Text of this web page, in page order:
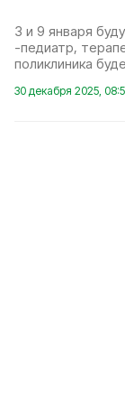
3 и 9 января
-педиатр,
поликлиника
30 декабря 2025,